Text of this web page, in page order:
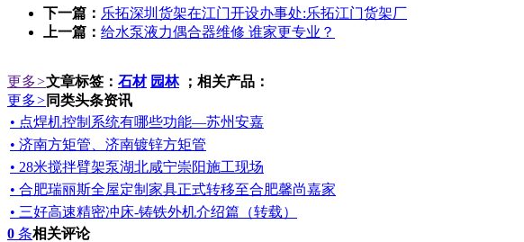
下一篇： 乐拓深圳货架在江门开设办事处:乐拓江门货架厂
上一篇： 给水泵液力偶合器维修 谁家更专业？
更多>文章标签： 石材 园林；相关产品：
更多> 同类头条资讯
• 点焊机控制系统有哪些功能—苏州安嘉
• 济南方矩管、济南镀锌方矩管
• 28米搅拌臂架泵湖北咸宁崇阳施工现场
• 合肥瑞丽斯全屋定制家具正式转移至合肥馨尚嘉家
• 三好高速精密冲床-铸铁外机介绍篇（转载）
0 条相关评论